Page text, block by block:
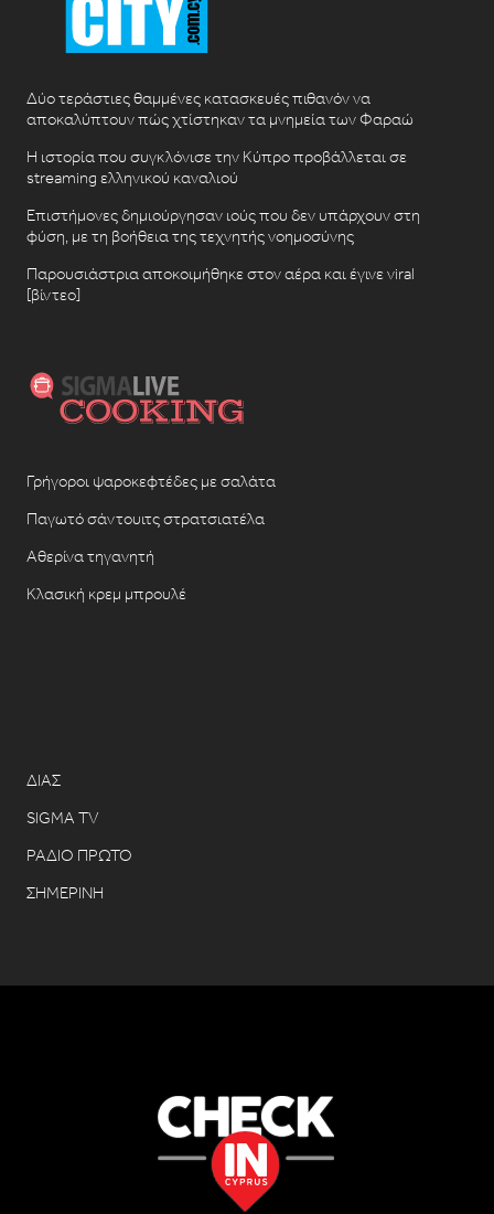
Δύο τεράστιες θαμμένες κατασκευές πιθανόν να
αποκαλύπτουν πώς χτίστηκαν τα μνημεία των Φαραώ
Η ιστορία που συγκλόνισε την Κύπρο προβάλλεται σε
streaming ελληνικού καναλιού
Επιστήμονες δημιούργησαν ιούς που δεν υπάρχουν στη
φύση, με τη βοήθεια της τεχνητής νοημοσύνης
Παρουσιάστρια αποκοιμήθηκε στον αέρα και έγινε viral
[βίντεο]
Γρήγοροι ψαροκεφτέδες με σαλάτα
Παγωτό σάντουιτς στρατσιατέλα
Αθερίνα τηγανητή
Κλασική κρεμ μπρουλέ
ΔΙΑΣ
SIGMA TV
ΡΑΔΙΟ ΠΡΩΤΟ
ΣΗΜΕΡΙΝΗ